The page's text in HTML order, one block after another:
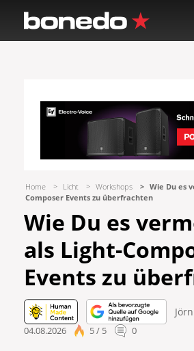
Home Licht Workshops
Wie Du es
Composer Events zu überfrachten
Wie Du es
als Light-
Events zu
04.08.2026 5 / 5 0